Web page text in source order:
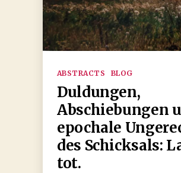
Kategorien
ABSTRACTS BLOG
Duldungen,
Abschiebungen
epochale
des Schicksals:
tot.